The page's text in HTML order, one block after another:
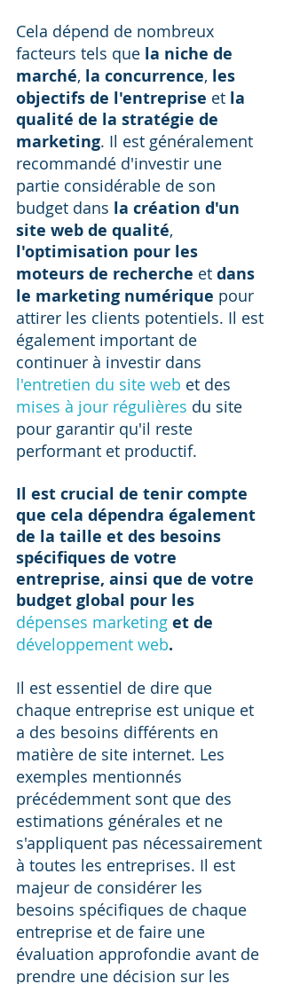
Cela dépend de nombreux
facteurs tels que la niche de
marché, la concurrence, les
objectifs de l'entreprise et la
qualité de la stratégie de
marketing. Il est généralement
recommandé d'investir une
partie considérable de son
budget dans la création d'un
site web de qualité,
l'optimisation pour les
moteurs de recherche et dans
le marketing numérique pour
attirer les clients potentiels. Il est
également important de
continuer à investir dans
l'entretien du site web et des
mises à jour régulières du site
pour garantir qu'il reste
performant et productif.
Il est crucial de tenir compte
que cela dépendra également
de la taille et des besoins
spécifiques de votre
entreprise, ainsi que de votre
budget global pour les
dépenses marketing et de
développement web.
Il est essentiel de dire que
chaque entreprise est unique et
a des besoins différents en
matière de site internet. Les
exemples mentionnés
précédemment sont que des
estimations générales et ne
s'appliquent pas nécessairement
à toutes les entreprises. Il est
majeur de considérer les
besoins spécifiques de chaque
entreprise et de faire une
évaluation approfondie avant de
prendre une décision sur les